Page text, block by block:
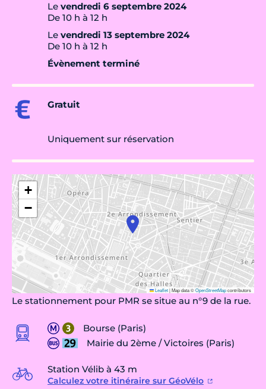
Le vendredi 6 septembre 2024
De 10 h à 12 h
Le vendredi 13 septembre 2024
De 10 h à 12 h
Évènement terminé
Gratuit
Uniquement sur réservation
+
−
Leaflet|Map data ©OpenStreetMapcontributors
Le stationnement pour PMR se situe au n°9 de la rue.
Bourse (Paris)
Mairie du 2ème / Victoires (Paris)
Station Vélib à 43 m
Calculez votre itinéraire sur GéoVélo